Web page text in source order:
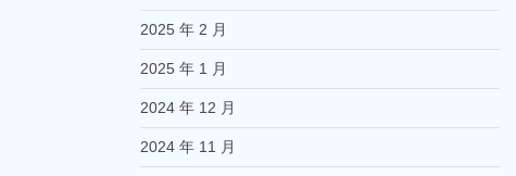
2025 年 2 月
2025 年 1 月
2024 年 12 月
2024 年 11 月